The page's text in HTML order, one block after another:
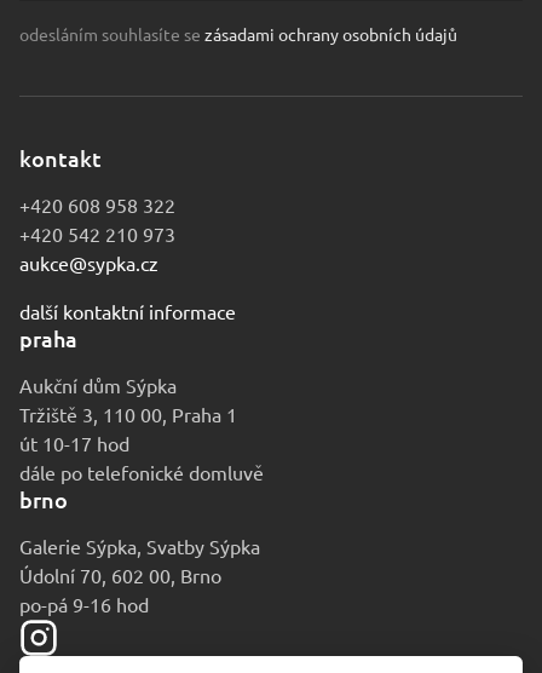
odesláním souhlasíte se zásadami ochrany osobních údajů
kontakt
+420 608 958 322
+420 542 210 973
aukce@sypka.cz
další kontaktní informace
praha
Aukční dům Sýpka
Tržiště 3, 110 00, Praha 1
út 10-17 hod
dále po telefonické domluvě
brno
Galerie Sýpka, Svatby Sýpka
Údolní 70, 602 00, Brno
po-pá 9-16 hod